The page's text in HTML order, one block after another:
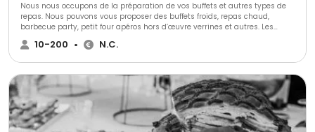
Nous nous occupons de la préparation de vos buffets et autres types de
repas. Nous pouvons vous proposer des buffets froids, repas chaud,
barbecue party, petit four apéros hors d’œuvre verrines et autres. Les
devis sont gratuits et sans engagements.
10-200 • N.C.